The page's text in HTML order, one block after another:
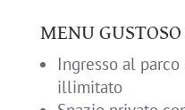
MENU GUSTOSO
Ingresso al
illimitato